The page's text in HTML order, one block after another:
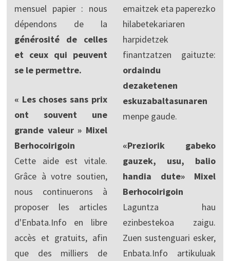
mensuel papier : nous
dépendons de la
générosité de celles
et ceux qui peuvent
se le permettre.
« Les choses sans prix
ont souvent une
grande valeur » Mixel
Berhocoirigoin
Cette aide est vitale.
Grâce à votre soutien,
nous continuerons à
proposer les articles
d'Enbata.Info en libre
accès et gratuits, afin
que des milliers de
emaitzek eta paperezko
hilabetekariaren
harpidetzek
finantzatzen gaituzte:
ordaindu
dezaketenen
eskuzabaltasunaren
menpe gaude.
«Preziorik gabeko
gauzek, usu, balio
handia dute» Mixel
Berhocoirigoin
Laguntza hau
ezinbestekoa zaigu.
Zuen sustenguari esker,
Enbata.Info artikuluak